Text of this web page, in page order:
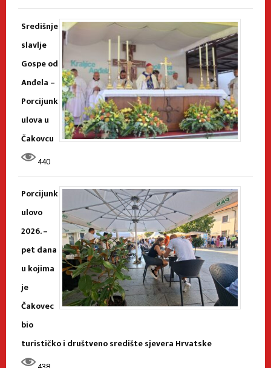
Središnje
slavlje
Gospe od
Anđela –
Porcijunk
ulova u
Čakovcu
440
Porcijunk
ulovo
2026. –
pet dana
u kojima
je
Čakovec
bio
turističko i društveno središte sjevera Hrvatske